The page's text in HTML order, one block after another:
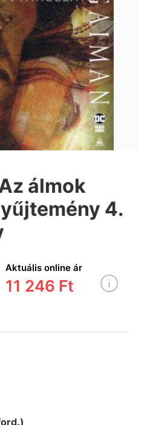
álmok
4.
Aktuális online ár
11 246 Ft